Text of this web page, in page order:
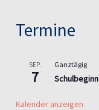
Termine
SEP.
7
Ganztägig
Schulbeginn
Kalender anzeigen